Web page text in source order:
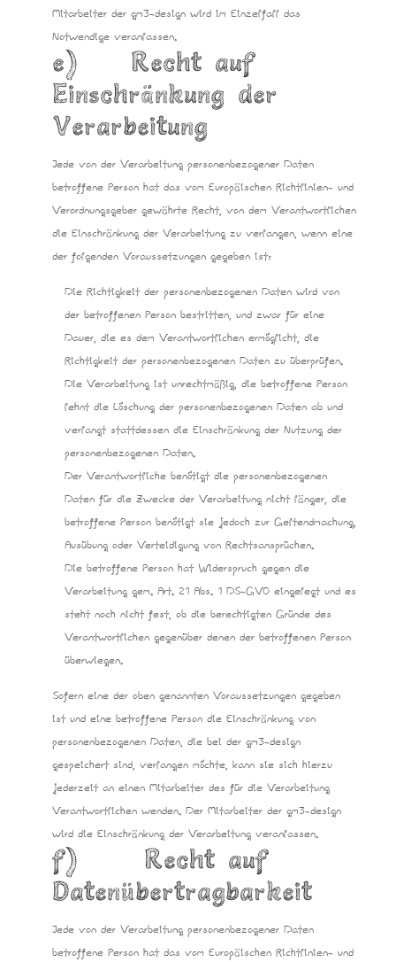
Mitarbeiter der gm3-design wird im Einzelfall das
Notwendige veranlassen.
e) Recht auf
Einschränkung der
Verarbeitung
Jede von der Verarbeitung personenbezogener Daten
betroffene Person hat das vom Europäischen Richtlinien- und
Verordnungsgeber gewährte Recht, von dem Verantwortlichen
die Einschränkung der Verarbeitung zu verlangen, wenn eine
der folgenden Voraussetzungen gegeben ist:
Die Richtigkeit der personenbezogenen Daten wird von
der betroffenen Person bestritten, und zwar für eine
Dauer, die es dem Verantwortlichen ermöglicht, die
Richtigkeit der personenbezogenen Daten zu überprüfen.
Die Verarbeitung ist unrechtmäßig, die betroffene Person
lehnt die Löschung der personenbezogenen Daten ab und
verlangt stattdessen die Einschränkung der Nutzung der
personenbezogenen Daten.
Der Verantwortliche benötigt die personenbezogenen
Daten für die Zwecke der Verarbeitung nicht länger, die
betroffene Person benötigt sie jedoch zur Geltendmachung,
Ausübung oder Verteidigung von Rechtsansprüchen.
Die betroffene Person hat Widerspruch gegen die
Verarbeitung gem. Art. 21 Abs. 1 DS-GVO eingelegt und es
steht noch nicht fest, ob die berechtigten Gründe des
Verantwortlichen gegenüber denen der betroffenen Person
überwiegen.
Sofern eine der oben genannten Voraussetzungen gegeben
ist und eine betroffene Person die Einschränkung von
personenbezogenen Daten, die bei der gm3-design
gespeichert sind, verlangen möchte, kann sie sich hierzu
jederzeit an einen Mitarbeiter des für die Verarbeitung
Verantwortlichen wenden. Der Mitarbeiter der gm3-design
wird die Einschränkung der Verarbeitung veranlassen.
f) Recht auf
Datenübertragbarkeit
Jede von der Verarbeitung personenbezogener Daten
betroffene Person hat das vom Europäischen Richtlinien- und